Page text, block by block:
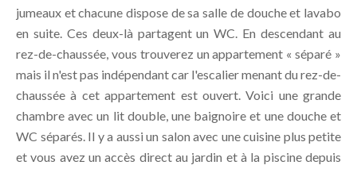
jumeaux et chacune dispose de sa salle de douche et lavabo
en suite. Ces deux-là partagent un WC. En descendant au
rez-de-chaussée, vous trouverez un appartement « séparé »
mais il n'est pas indépendant car l'escalier menant du rez-de-
chaussée à cet appartement est ouvert. Voici une grande
chambre avec un lit double, une baignoire et une douche et
WC séparés. Il y a aussi un salon avec une cuisine plus petite
et vous avez un accès direct au jardin et à la piscine depuis